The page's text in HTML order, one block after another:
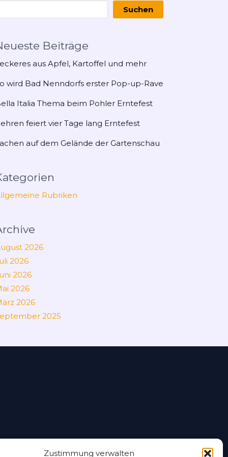
Zustimmung verwalten
Suchen
Beiträge
aus Apfel, Kartoffel und mehr
wird Bad Nenndorfs erster Pop-up-Rave
Italia Thema beim Pohler Erntefest
feiert vier Tage lang Erntefest
auf dem Gelände der Gartenschau
Rubriken
2026
2026
2026
2026
2026
2025